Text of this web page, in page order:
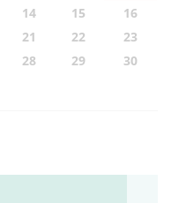
14 15
16
21 22
23
28 29
30